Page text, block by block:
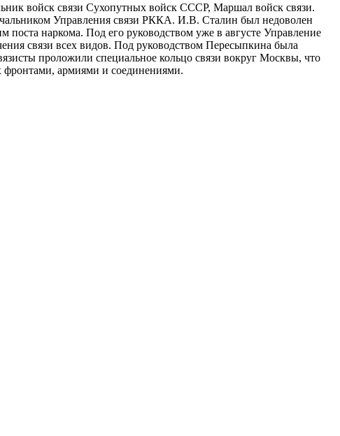
войск связи Сухопутных войск СССР, Маршал войск связи.
Управления связи РККА. И.В. Сталин был недоволен
поста наркома. Под его руководством уже в августе Управление
связи всех видов. Под руководством Пересыпкина была
проложили специальное кольцо связи вокруг Москвы, что
фронтами, армиями и соединениями.